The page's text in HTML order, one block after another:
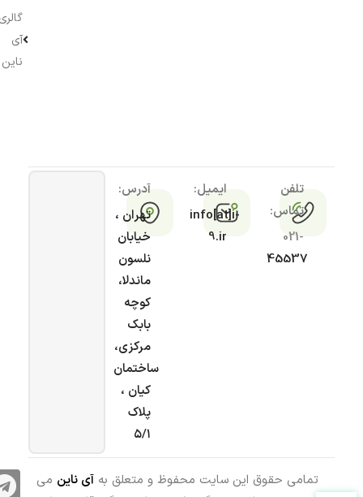
آی
ناین
تلفن
تماس:
021-
45537
ایمیل:
info[at]i-
9.ir
آدرس:
تهران ،
خیابان
نلسون
ماندلا،
کوچه
بابک
مرکزی،
ساختمان
کیان ،
پلاک
۵/۱
تمامی حقوق این سایت محفوظ و متعلق به آی ناین می